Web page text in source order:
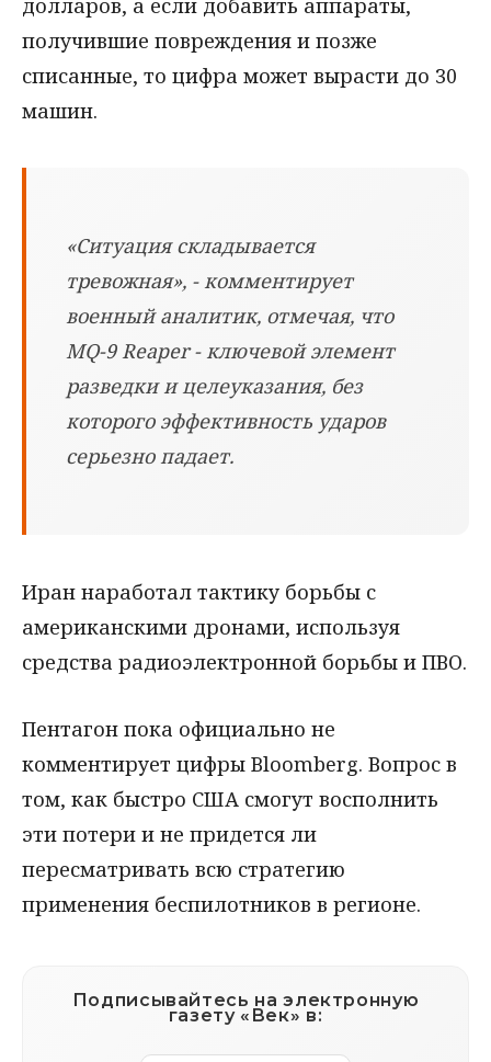
получившие повреждения и позже
списанные, то цифра может вырасти до 30
машин.
«Ситуация складывается
тревожная», - комментирует
военный аналитик, отмечая, что
MQ-9 Reaper - ключевой элемент
разведки и целеуказания, без
которого эффективность ударов
серьезно падает.
Иран наработал тактику борьбы с
американскими дронами, используя
средства радиоэлектронной борьбы и ПВО.
Пентагон пока официально не
комментирует цифры Bloomberg. Вопрос в
том, как быстро США смогут восполнить
эти потери и не придется ли
пересматривать всю стратегию
применения беспилотников в регионе.
Подписывайтесь на электронную
газету «Век» в: